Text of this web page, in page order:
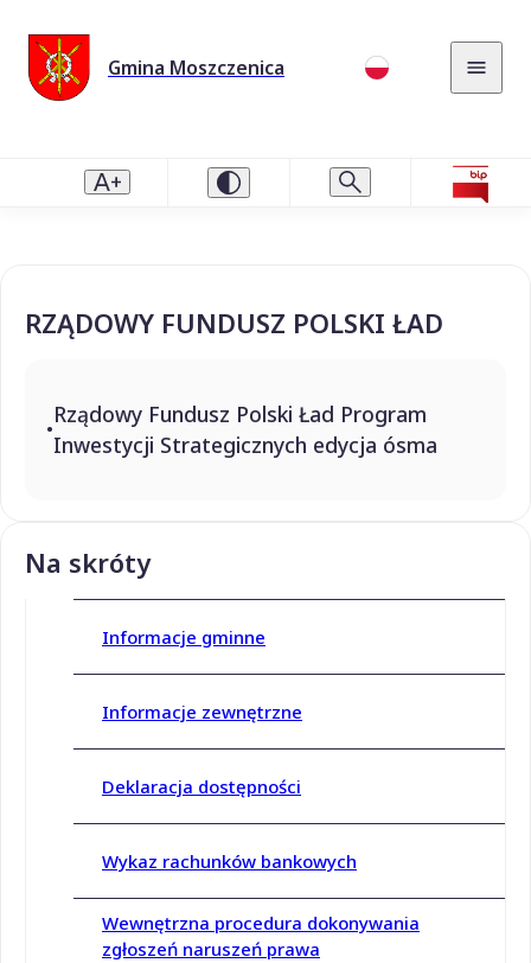
Gmina Moszczenica
RZĄDOWY FUNDUSZ POLSKI ŁAD
Rządowy Fundusz Polski Ład Program
Inwestycji Strategicznych edycja ósma
Na skróty
Informacje gminne
Informacje zewnętrzne
Deklaracja dostępności
Wykaz rachunków bankowych
Wewnętrzna procedura dokonywania
zgłoszeń naruszeń prawa